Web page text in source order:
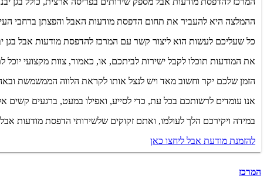
ההמלצה היא להעביר את תחום הדפסת מודעות האבל והפצתן ברחבי העיר
כל שעליכם לעשות הוא ליצור קשר עם המרכז להדפסת מודעות אבל בגן
את המודעות תוכלו לקבל ישירות לביתכם, או, כאמור, צוות מקצועי יוכל
הזמן שלכם יקר וחשוב מאד ויש לנצל אותו לקראת הלווה הממשמשת
אנו עומדים לרשותכם בכל עת, כדי לסייע, ואפילו במעט, ברגעים קשים
במידה ויקירכם הלך לעולמו, ואתם זקוקים שלשירותי הדפסת מודעות אבל
להזמנת מודעת אבל ליחצו כאן
המרכז